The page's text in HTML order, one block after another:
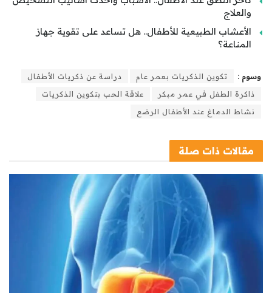
والعلاج
الأعشاب الطبيعية للأطفال.. هل تساعد على تقوية جهاز
المناعة؟
وسوم : تكوين الذكريات بعمر عام
دراسة عن ذكريات الأطفال
ذاكرة الطفل في عمر مبكر
علاقة الحب بتكوين الذكريات
نشاط الدماغ عند الأطفال الرضع
مقالات ذات صلة